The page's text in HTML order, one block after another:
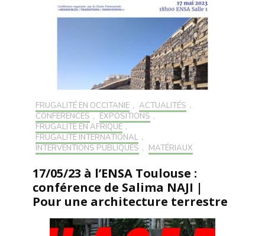
FRUGALITÉ EN OCCITANIE , ACTUALITÉS ,
CONFÉRENCES , EXPOSITIONS ,
FRUGALITÉ EN AFRIQUE ,
FRUGALITÉ INTERNATIONAL ,
INTERVENTIONS PUBLIQUES , MATÉRIAUX
17/05/23 à l’ENSA Toulouse :
conférence de Salima NAJI |
Pour une architecture terrestre